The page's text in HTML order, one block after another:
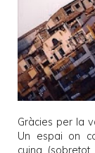
Gràcies per la
Un espai on